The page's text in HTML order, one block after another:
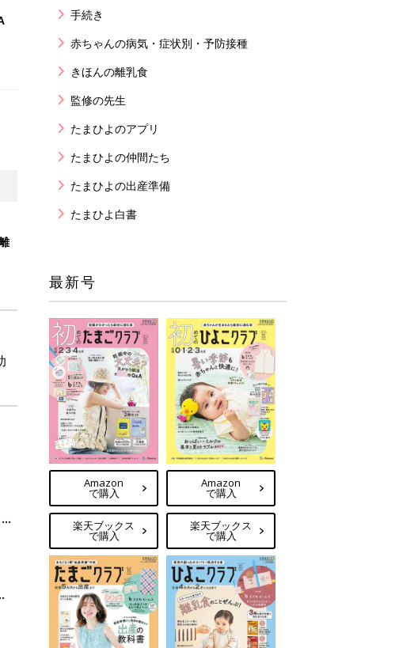
手続き
赤ちゃんの病気・症状別・予防接種
きほんの離乳食
監修の先生
たまひよのアプリ
たまひよの仲間たち
たまひよの出産準備
たまひよ白書
最新号
Amazon
で購入
楽天ブックス
で購入
Amazon
で購入
楽天ブックス
で購入